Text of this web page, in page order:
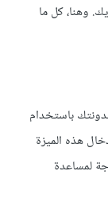
وهنا، كل ما
باستخدام
هذه الميزة
لمساعدة